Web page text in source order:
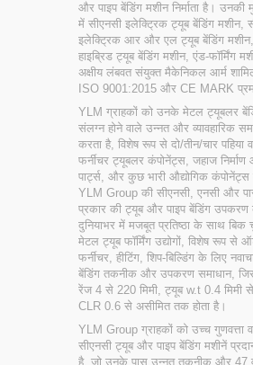
और पाइप बेंडिंग मशीन निर्माता है। उनकी
में सीएनसी इलेक्ट्रिक ट्यूब बेंडिंग मशीन,
इलेक्ट्रिक आर और एल ट्यूब बेंडिंग
हाइब्रिड ट्यूब बेंडिंग मशीन, एंड-फॉर्मिंग
अक्षीय लंबवत संयुक्त मैकेनिकल आर्म
ISO 9001:2015 और CE MARK
YLM ग्राहकों को उनके मेटल ट्यूबलर
संलग्न होने वाले उन्नत और व्यावहारिक
करता है, विशेष रूप से दो/तीन/चार पहिया
फर्नीचर ट्यूबलर कंपोनेंट्स, जहाज
पार्ट्स, और कुछ भारी औद्योगिक
YLM Group की सीएनसी, एनसी और
प्रकार की ट्यूब और पाइप बेंडिंग उपकरण
दुनियाभर में मजबूत प्रतिष्ठा के साथ बिक
मेटल ट्यूब फॉर्मिंग उद्योगों, विशेष रूप से
फर्नीचर, हीटिंग, शिप-बिल्डिंग के लिए
बेंडिंग तकनीक और उपकरण समाधान,
रेंज 4 से 220 मिमी, ट्यूब w.t 0.4 मिमी से
CLR 0.6 से असीमित तक होता है।
YLM Group ग्राहकों को उच्च गुणवत्ता
सीएनसी ट्यूब और पाइप बेंडिंग मशीनें
है, जो उनके पास उन्नत तकनीक और 47